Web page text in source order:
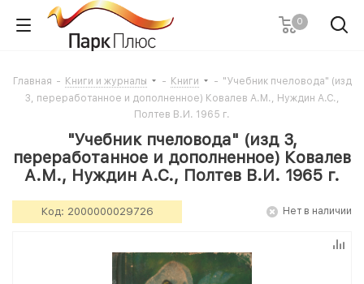
0
Главная - Книги и журналы - Книги - "Учебник пчеловода" (изд
3, переработанное и дополненное) Ковалев А.М., Нуждин А.С.,
Полтев В.И. 1965 г.
"Учебник пчеловода" (изд 3,
переработанное и дополненное) Ковалев
А.М., Нуждин А.С., Полтев В.И. 1965 г.
Код: 2000000029726 Нет в наличии